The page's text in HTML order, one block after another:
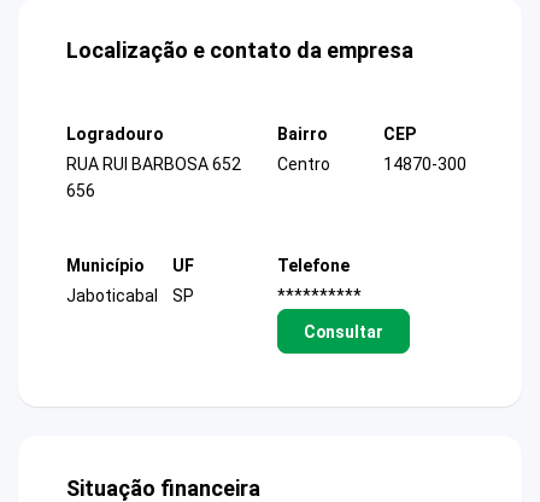
Localização e contato da empresa
Logradouro
RUA RUI BARBOSA 652
656
Bairro
Centro
CEP
14870-300
Município
Jaboticabal
UF
SP
Telefone
**********
Consultar
Situação financeira